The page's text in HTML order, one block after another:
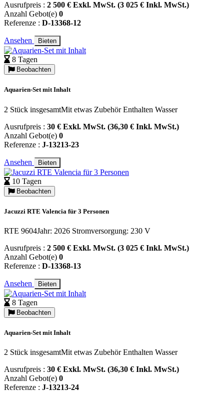
Ausrufpreis : 2 500 € Exkl. MwSt. (3 025 € Inkl. MwSt.)
Anzahl Gebot(e) 0
Referenze : D-13368-12
Ansehen Bieten
8 Tagen
Beobachten
Aquarien-Set mit Inhalt
2 Stück insgesamtMit etwas Zubehör Enthalten Wasser
Ausrufpreis : 30 € Exkl. MwSt. (36,30 € Inkl. MwSt.)
Anzahl Gebot(e) 0
Referenze : J-13213-23
Ansehen Bieten
10 Tagen
Beobachten
Jacuzzi RTE Valencia für 3 Personen
RTE 9604Jahr: 2026 Stromversorgung: 230 V
Ausrufpreis : 2 500 € Exkl. MwSt. (3 025 € Inkl. MwSt.)
Anzahl Gebot(e) 0
Referenze : D-13368-13
Ansehen Bieten
8 Tagen
Beobachten
Aquarien-Set mit Inhalt
2 Stück insgesamtMit etwas Zubehör Enthalten Wasser
Ausrufpreis : 30 € Exkl. MwSt. (36,30 € Inkl. MwSt.)
Anzahl Gebot(e) 0
Referenze : J-13213-24